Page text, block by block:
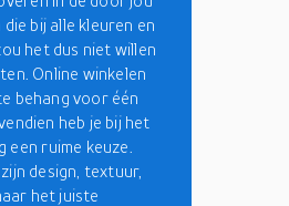
bij alle kleuren en
het dus niet willen
Online winkelen
behang voor één
heb je bij het
ruime keuze.
design, textuur,
het juiste